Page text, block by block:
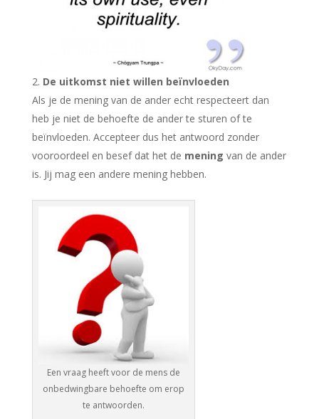
De uitkomst niet willen beïnvloeden
Als je de mening van de ander echt respecteert dan
heb je niet de behoefte de ander te sturen of te
beïnvloeden. Accepteer dus het antwoord zonder
vooroordeel en besef dat het de mening van de ander
is. Jij mag een andere mening hebben.
Een vraag heeft voor de mens de
onbedwingbare behoefte om erop
te antwoorden.